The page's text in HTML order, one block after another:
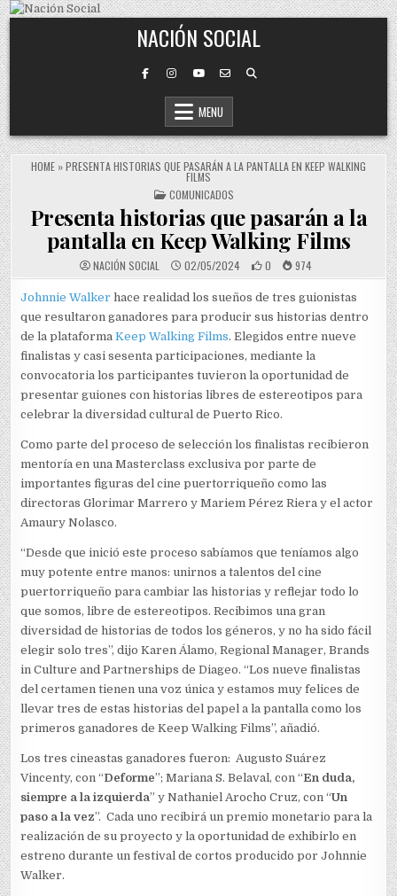
Skip to content
NACIÓN SOCIAL
MENU
HOME »PRESENTA HISTORIAS QUE PASARÁN A LA PANTALLA EN KEEP WALKING
FILMS
POSTED IN
COMUNICADOS
Presenta historias que pasarán a la
pantalla en Keep Walking Films
NACIÓN SOCIAL 02/05/2024 0 974
Johnnie Walkerhace realidad los sueños de tres guionistas
que resultaron ganadores para producir sus historias dentro
de la plataformaKeep Walking Films. Elegidos entre nueve
finalistas y casi sesenta participaciones, mediante la
convocatoria los participantes tuvieron la oportunidad de
presentar guiones con historias libres de estereotipos para
celebrar la diversidad cultural de Puerto Rico.
Como parte del proceso de selección los finalistas recibieron
mentoría en una Masterclass exclusiva por parte de
importantes figuras del cine puertorriqueño como las
directoras Glorimar Marrero y Mariem Pérez Riera y el actor
Amaury Nolasco.
“Desde que inició este proceso sabíamos que teníamos algo
muy potente entre manos: unirnos a talentos del cine
puertorriqueño para cambiar las historias y reflejar todo lo
que somos, libre de estereotipos. Recibimos una gran
diversidad de historias de todos los géneros, y no ha sido fácil
elegir solo tres”, dijo Karen Álamo, Regional Manager, Brands
in Culture and Partnerships de Diageo. “Los nueve finalistas
del certamen tienen una voz única y estamos muy felices de
llevar tres de estas historias del papel a la pantalla como los
primeros ganadores de Keep Walking Films”, añadió.
Los tres cineastas ganadores fueron: Augusto Suárez
Vincenty, con “Deforme”; Mariana S. Belaval, con “En duda,
siempre a la izquierda” y Nathaniel Arocho Cruz, con “Un
paso a la vez”. Cada uno recibirá un premio monetario para la
realización de su proyecto y la oportunidad de exhibirlo en
estreno durante un festival de cortos producido por Johnnie
Walker.